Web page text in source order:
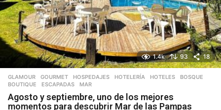
1.4k 93 18
GLAMOUR ,GOURMET ,HOSPEDAJES ,HOTELERÍA ,HOTELES BOSQUE
BOUTIQUE
,ESCAPADAS ,MAR
Agosto y septiembre, uno de los mejores
momentos para descubrir Mar de las Pampas